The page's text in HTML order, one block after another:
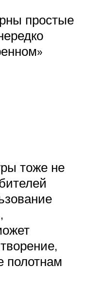
простые
тоже не
полотнам